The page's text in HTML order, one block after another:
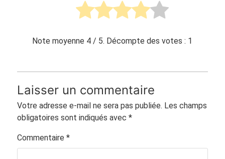
Note moyenne 4 / 5. Décompte des votes : 1
Laisser un commentaire
Votre adresse e-mail ne sera pas publiée. Les champs
obligatoires sont indiqués avec *
Commentaire *